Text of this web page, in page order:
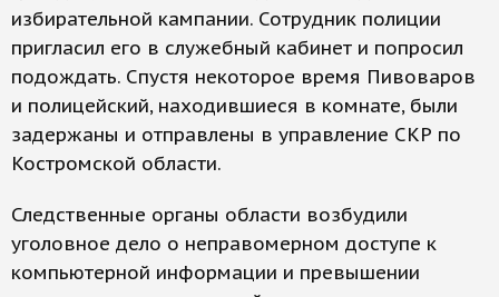
избирательной кампании. Сотрудник полиции
пригласил его в служебный кабинет и попросил
подождать. Спустя некоторое время Пивоваров
и полицейский, находившиеся в комнате, были
задержаны и отправлены в управление СКР по
Костромской области.
Следственные органы области возбудили
уголовное дело о неправомерном доступе к
компьютерной информации и превышении